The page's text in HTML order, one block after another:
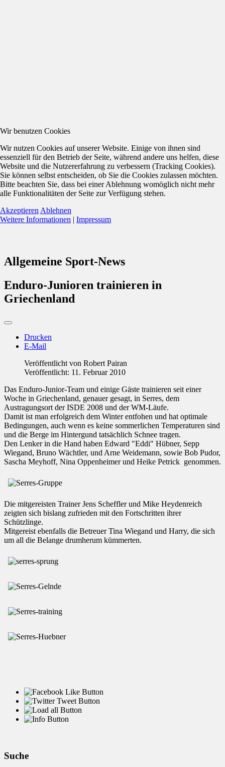
Allgemeine Sport-News
Enduro-Junioren trainieren in
Griechenland
Drucken
E-Mail
Veröffentlicht von Robert Pairan
Veröffentlicht: 11. Februar 2010
Das Enduro-Junior-Team und einige Gäste trainieren seit einer
Woche in Griechenland, genauer gesagt, in Serres, dem
Austragungsort der ISDE 2008 und der WM-Läufe.
Damit ist man erfolgreich dem Winter entfohen und hat optimale
Bedingungen, auch wenn es keine sommerlichen Temperaturen sind
und die Berge im Hintergund tatsächlich Schnee tragen.
Den Lenker in die Hand haben Edward "Eddi" Hübner, Sepp
Wiegand, Bruno Wächtler, und Arne Weidemann, sowie Bob Pudor,
Sascha Meyhoff, Nina Oppenheimer und Heike Petrick genommen.
Die mitgereisten Trainer Jens Scheffler und Mike Heydenreich
zeigten sich bislang zufrieden mit den Fortschritten ihrer
Schützlinge.
Mitgereist ebenfalls die Betreuer Tina Wiegand und Harry, die sich
um all die Belange drumherum kümmerten.
Suche
Wir benutzen Cookies
Wir nutzen Cookies auf unserer Website. Einige von ihnen sind
essenziell für den Betrieb der Seite, während andere uns helfen, diese
Website und die Nutzererfahrung zu verbessern (Tracking Cookies).
Sie können selbst entscheiden, ob Sie die Cookies zulassen möchten.
Bitte beachten Sie, dass bei einer Ablehnung womöglich nicht mehr
alle Funktionalitäten der Seite zur Verfügung stehen.
Akzeptieren Ablehnen
Weitere Informationen | Impressum